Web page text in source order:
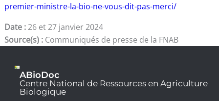
premier-ministre-la-bio-ne-vous-dit-pas-merci/
Date :26 et 27 janvier 2024
Source(s) : Communiqués de presse de la FNAB
ABioDoc
Centre National de Ressources en Agriculture
Biologique